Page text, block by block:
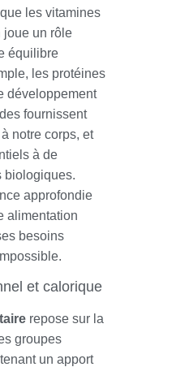
les vitamines
joue un rôle
équilibre
les protéines
développement
fournissent
notre corps, et
à de
biologiques.
approfondie
alimentation
besoins
et calorique
repose sur la
groupes
un apport